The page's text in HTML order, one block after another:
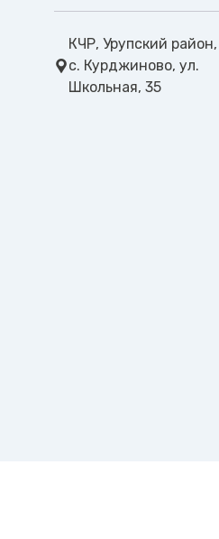
КЧР, Урупский район,
с. Курджиново, ул.
Школьная, 35